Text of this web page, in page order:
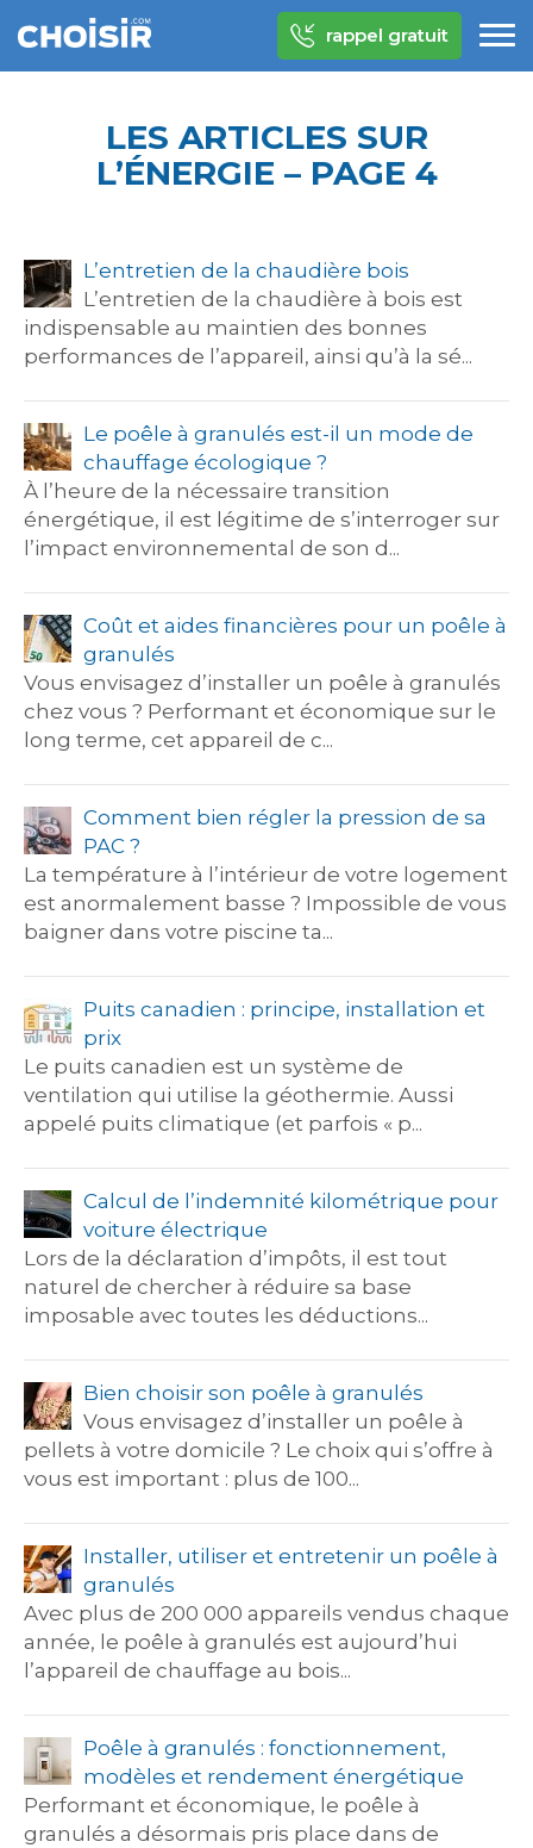
rappel gratuit
LES ARTICLES SUR
L’ÉNERGIE – PAGE 4
L’entretien de la chaudière bois
L’entretien de la chaudière à bois est
indispensable au maintien des bonnes
performances de l’appareil, ainsi qu’à la sé...
Le poêle à granulés est-il un mode de
chauffage écologique ?
À l’heure de la nécessaire transition
énergétique, il est légitime de s’interroger sur
l’impact environnemental de son d...
Coût et aides financières pour un poêle à
granulés
Vous envisagez d’installer un poêle à granulés
chez vous ? Performant et économique sur le
long terme, cet appareil de c...
Comment bien régler la pression de sa
PAC ?
La température à l’intérieur de votre logement
est anormalement basse ? Impossible de vous
baigner dans votre piscine ta...
Puits canadien : principe, installation et
prix
Le puits canadien est un système de
ventilation qui utilise la géothermie. Aussi
appelé puits climatique (et parfois « p...
Calcul de l’indemnité kilométrique pour
voiture électrique
Lors de la déclaration d’impôts, il est tout
naturel de chercher à réduire sa base
imposable avec toutes les déductions...
Bien choisir son poêle à granulés
Vous envisagez d’installer un poêle à
pellets à votre domicile ? Le choix qui s’offre à
vous est important : plus de 100...
Installer, utiliser et entretenir un poêle à
granulés
Avec plus de 200 000 appareils vendus chaque
année, le poêle à granulés est aujourd’hui
l’appareil de chauffage au bois...
Poêle à granulés : fonctionnement,
modèles et rendement énergétique
Performant et économique, le poêle à
granulés a désormais pris place dans de